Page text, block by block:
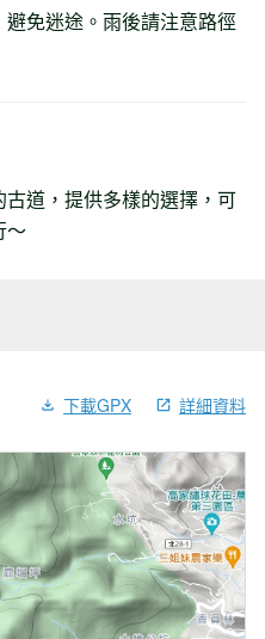
免迷途。雨後請注意路徑
道，提供多樣的選擇，可
～
下載GPX 詳細資料